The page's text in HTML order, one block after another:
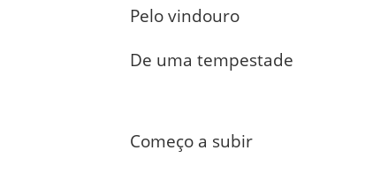
Pelo vindouro
De uma tempestade
Começo a subir